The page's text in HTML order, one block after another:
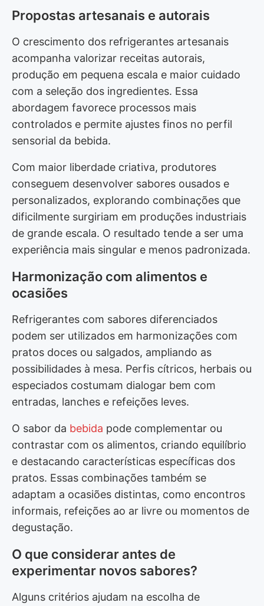
Propostas artesanais e autorais
O crescimento dos refrigerantes artesanais
acompanha valorizar receitas autorais,
produção em pequena escala e maior cuidado
com a seleção dos ingredientes. Essa
abordagem favorece processos mais
controlados e permite ajustes finos no perfil
sensorial da bebida.
Com maior liberdade criativa, produtores
conseguem desenvolver sabores ousados e
personalizados, explorando combinações que
dificilmente surgiriam em produções industriais
de grande escala. O resultado tende a ser uma
experiência mais singular e menos padronizada.
Harmonização com alimentos e
ocasiões
Refrigerantes com sabores diferenciados
podem ser utilizados em harmonizações com
pratos doces ou salgados, ampliando as
possibilidades à mesa. Perfis cítricos, herbais ou
especiados costumam dialogar bem com
entradas, lanches e refeições leves.
O sabor da bebida pode complementar ou
contrastar com os alimentos, criando equilíbrio
e destacando características específicas dos
pratos. Essas combinações também se
adaptam a ocasiões distintas, como encontros
informais, refeições ao ar livre ou momentos de
degustação.
O que considerar antes de
experimentar novos sabores?
Alguns critérios ajudam na escolha de